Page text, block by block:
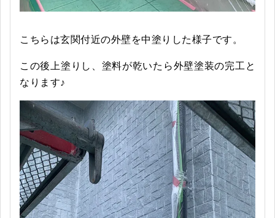
こちらは玄関付近の外壁を中塗りした様子です。
この後上塗りし、塗料が乾いたら外壁塗装の完工と
なります♪